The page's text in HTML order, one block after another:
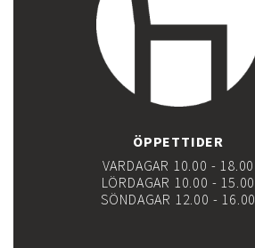
ÖPPETTIDER
VARDAGAR 10.00 - 18.00
LÖRDAGAR 10.00 - 15.00
SÖNDAGAR 12.00 - 16.00